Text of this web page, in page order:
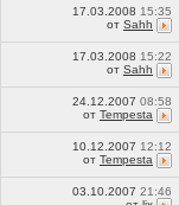
17.03.2008 15:35
от Sahh
17.03.2008 15:22
от Sahh
24.12.2007 08:58
от Tempesta
10.12.2007 12:12
от Tempesta
03.10.2007 21:46